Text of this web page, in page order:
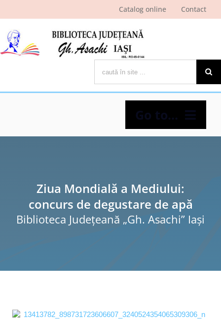
Catalog online Contact
Go to...
Ştiri şi evenimente
Ziua Mondială a Mediului:
concurs de degustare de apă
Biblioteca Judeţeană „Gh. Asachi” Iaşi